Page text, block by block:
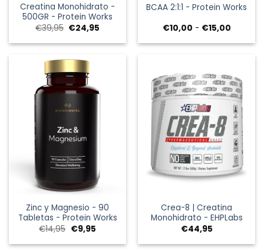
Creatina Monohidrato -
500GR - Protein Works
€39,95 El
precio
original
€39,95.
€24,95
actual
€24,95.
BCAA 2:1:1 - Protein Works
€10,00 - €15,00Rango
precios:
€10,00
€15,00
Zinc y Magnesio - 90
Tabletas - Protein Works
€14,95 El
precio
original
€9,95El
actual
Crea-8 | Creatina
Monohidrato - EHPLabs
€44,95